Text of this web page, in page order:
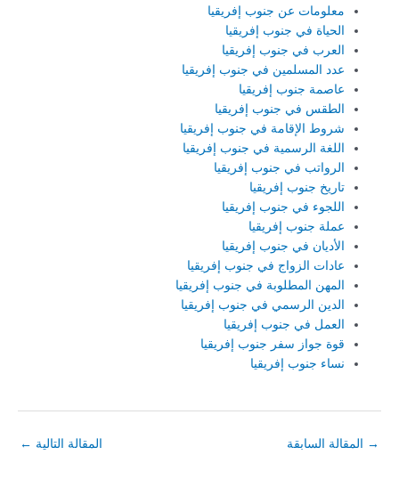
معلومات عن جنوب إفريقيا
الحياة في جنوب إفريقيا
العرب في جنوب إفريقيا
عدد المسلمين في جنوب إفريقيا
عاصمة جنوب إفريقيا
الطقس في جنوب إفريقيا
شروط الإقامة في جنوب إفريقيا
اللغة الرسمية في جنوب إفريقيا
الرواتب في جنوب إفريقيا
تاريخ جنوب إفريقيا
اللجوء في جنوب إفريقيا
عملة جنوب إفريقيا
الأديان في جنوب إفريقيا
عادات الزواج في جنوب إفريقيا
المهن المطلوبة في جنوب إفريقيا
الدين الرسمي في جنوب إفريقيا
العمل في جنوب إفريقيا
قوة جواز سفر جنوب إفريقيا
نساء جنوب إفريقيا
→ المقالة السابقة المقالة التالية ←